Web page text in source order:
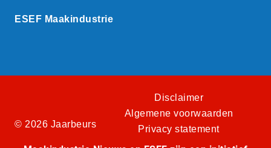
ESEF Maakindustrie
© 2026 Jaarbeurs
Disclaimer
Algemene voorwaarden
Privacy statement